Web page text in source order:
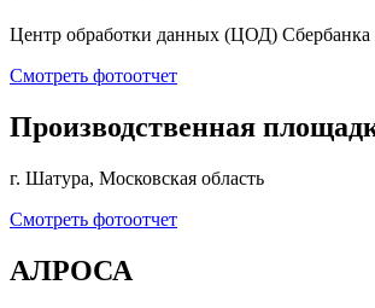
Центр обработки данных (ЦОД) Сбербанка
Смотреть фотоотчет
Производственная
г. Шатура, Московская область
Смотреть фотоотчет
АЛРОСА